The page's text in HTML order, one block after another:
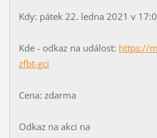
Kdy: pátek 22. ledna 2021 v
Kde - odkaz na událost: https://
zfbt-gci
Cena: zdarma
Odkaz na akci na